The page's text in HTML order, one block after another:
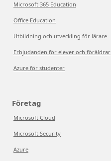
Microsoft 365 Education
Office Education
Utbildning och utveckling för lärare
Erbjudanden för elever och föräldrar
Azure för studenter
Företag
Microsoft Cloud
Microsoft Security
Azure